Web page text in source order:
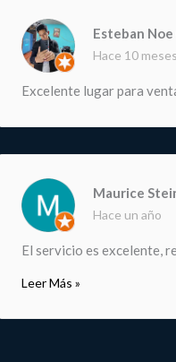
Esteban
Hace 10 meses
Excelente lugar para
Maurice
Hace un año
El servicio es excelente,
Leer Más »